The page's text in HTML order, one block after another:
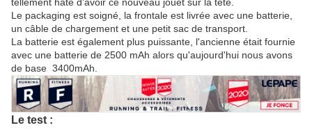
Le packaging est soigné, la frontale est livrée avec une batterie,
un câble de chargement et une petit sac de transport.
La batterie est également plus puissante, l'ancienne était fournie
avec une batterie de 2500 mAh alors qu'aujourd'hui nous avons
de base 3400mAh.
Le test :